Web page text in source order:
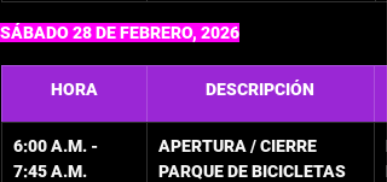
SÁBADO 28 DE FEBRERO, 2026
HORA DESCRIPCIÓN
6:00 A.M. -
7:45 A.M.
APERTURA / CIERRE
PARQUE DE BICICLETAS